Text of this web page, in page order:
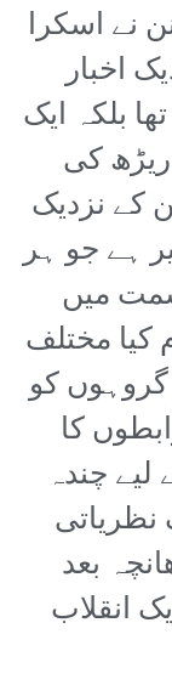
نے اسکرا
اخبار
بلکہ ایک
ریڑھ کی
کے نزدیک
ہے جو ہر
میں
کیا مختلف
کو
کا
چندہ
نظریاتی
بعد
انقلاب